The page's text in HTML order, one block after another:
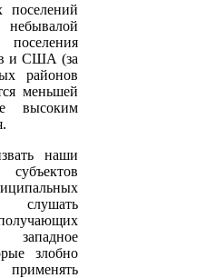
поселений
и США (за
районов
меньшей
высоким
наши
злобно